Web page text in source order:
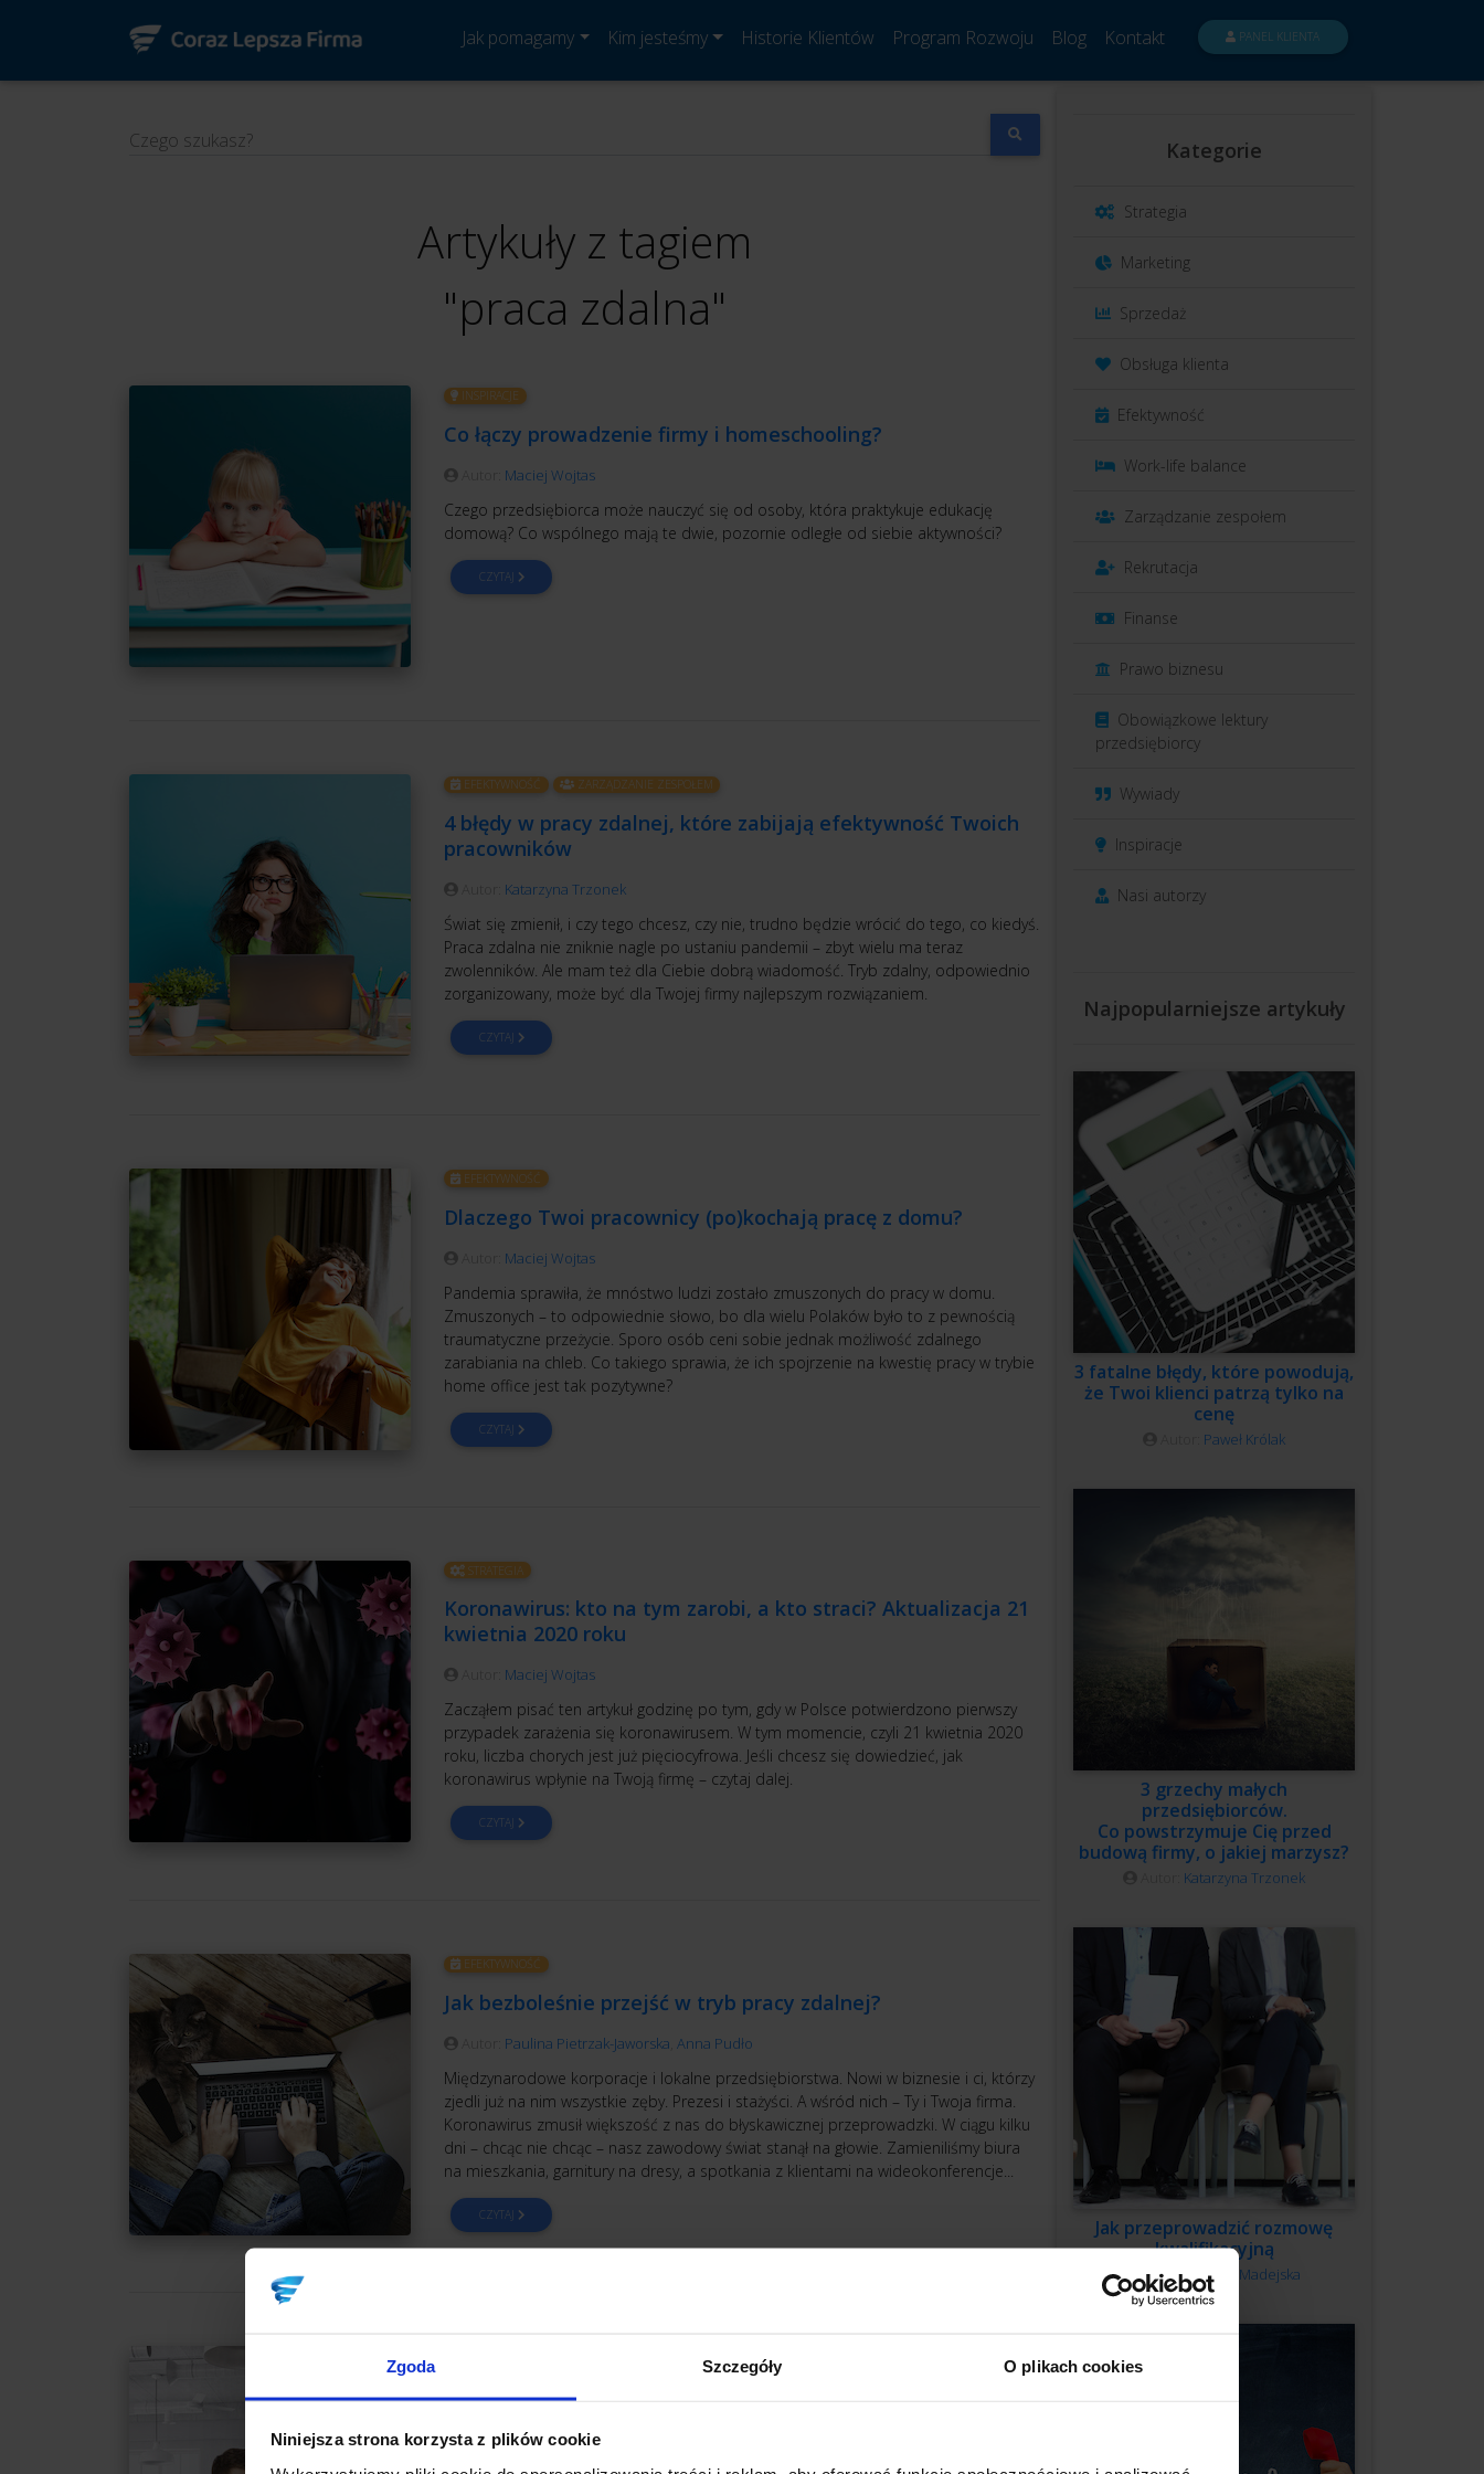
Zgoda Szczegóły O plikach cookies
Niniejsza strona korzysta z plików cookie
Jak pomagamy Kim jesteśmy Historie Klientów Program Rozwoju Blog Kontakt PANEL KLIENTA
Czego szukasz?
Artykuły z tagiem
"praca zdalna"
INSPIRACJE
Co łączy prowadzenie firmy i homeschooling?
Maciej Wojtas
Czego przedsiębiorca może nauczyć się od osoby, która praktykuje edukację
domową? Co wspólnego mają te dwie, pozornie odległe od siebie aktywności?
CZYTAJ
EFEKTYWNOŚĆ ZARZĄDZANIE ZESPOŁEM
4 błędy w pracy zdalnej, które zabijają efektywność Twoich
pracowników
Katarzyna Trzonek
Świat się zmienił, i czy tego chcesz, czy nie, trudno będzie wrócić do tego, co kiedyś.
Praca zdalna nie zniknie nagle po ustaniu pandemii – zbyt wielu ma teraz
zwolenników. Ale mam też dla Ciebie dobrą wiadomość. Tryb zdalny, odpowiednio
zorganizowany, może być dla Twojej firmy najlepszym rozwiązaniem.
CZYTAJ
EFEKTYWNOŚĆ
Dlaczego Twoi pracownicy (po)kochają pracę z domu?
Maciej Wojtas
Pandemia sprawiła, że mnóstwo ludzi zostało zmuszonych do pracy w domu.
Zmuszonych – to odpowiednie słowo, bo dla wielu Polaków było to z pewnością
traumatyczne przeżycie. Sporo osób ceni sobie jednak możliwość zdalnego
zarabiania na chleb. Co takiego sprawia, że ich spojrzenie na kwestię pracy w trybie
home office jest tak pozytywne?
CZYTAJ
STRATEGIA
Koronawirus: kto na tym zarobi, a kto straci? Aktualizacja 21
kwietnia 2020 roku
Maciej Wojtas
Zacząłem pisać ten artykuł godzinę po tym, gdy w Polsce potwierdzono pierwszy
przypadek zarażenia się koronawirusem. W tym momencie, czyli 21 kwietnia 2020
roku, liczba chorych jest już pięciocyfrowa. Jeśli chcesz się dowiedzieć, jak
koronawirus wpłynie na Twoją firmę – czytaj dalej.
CZYTAJ
EFEKTYWNOŚĆ
Jak bezboleśnie przejść w tryb pracy zdalnej?
Paulina Pietrzak-Jaworska Anna Pudło
Międzynarodowe korporacje i lokalne przedsiębiorstwa. Nowi w biznesie i ci, którzy
zjedli już na nim wszystkie zęby. Prezesi i stażyści. A wśród nich – Ty i Twoja firma.
Koronawirus zmusił większość z nas do błyskawicznej przeprowadzki. W ciągu kilku
dni – chcąc nie chcąc – nasz zawodowy świat stanął na głowie. Zamieniliśmy biura
na mieszkania, garnitury na dresy, a spotkania z klientami na wideokonferencje...
CZYTAJ
Współpraca z freelancerem, czyli jak wytresować smoka
Autor:Maciej Wojtas
Tytuł sugeruje, że zdalny freelancer to taki gad, którego, żeby nad nim zapanować,
Kategorie
Strategia
Marketing
Sprzedaż
Obsługa klienta
Efektywność
Work-life balance
Zarządzanie zespołem
Rekrutacja
Finanse
Prawo biznesu
Obowiązkowe lektury
przedsiębiorcy
Wywiady
Inspiracje
Nasi autorzy
Najpopularniejsze artykuły
3 fatalne błędy, które powodują,
że Twoi klienci patrzą tylko na
cenę
Paweł Królak
3 grzechy małych
przedsiębiorców.
Co powstrzymuje Cię przed
budową firmy, o jakiej marzysz?
Katarzyna Trzonek
Jak przeprowadzić rozmowę
kwalifikacyjną
Autor:Monika Madejska